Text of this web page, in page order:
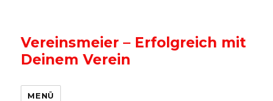
Vereinsmeier – Erfolgreich mit
Deinem Verein
MENÜ